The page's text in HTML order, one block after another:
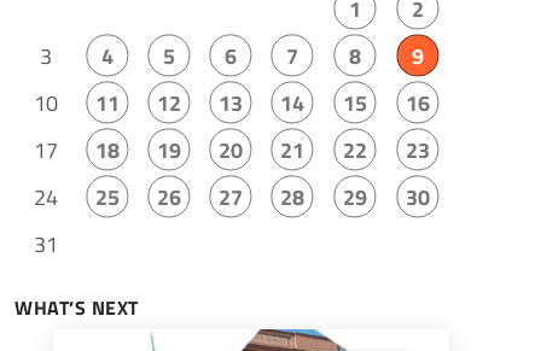
1
2
3
4 5 6 7 8
9
10
11 12 13 14 15
16
17
18 19 20 21 22
23
24
25 26 27 28 29
30
31
WHAT’S NEXT